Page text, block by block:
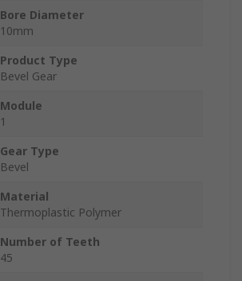
Bore Diameter
10mm
Product Type
Bevel Gear
Module
1
Gear Type
Bevel
Material
Thermoplastic Polymer
Number of Teeth
45